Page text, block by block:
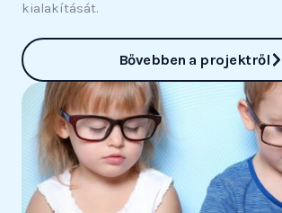
kialakítását.
Bővebben a projektről